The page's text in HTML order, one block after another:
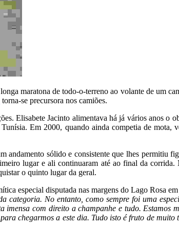
maratona de todo-o-terreno ao volante de um
torna-se precursora nos camiões.
Elisabete Jacinto alimentava há já vários anos o
Em 2000, quando ainda competia de mota,
sólido e consistente que lhes permitiu
lugar e ali continuaram até ao final da
o quinto lugar da geral.
especial disputada nas margens do Lago Rosa
categoria. No entanto, como sempre foi uma
com direito a champanhe e tudo. Estamos
chegarmos a este dia. Tudo isto é fruto de